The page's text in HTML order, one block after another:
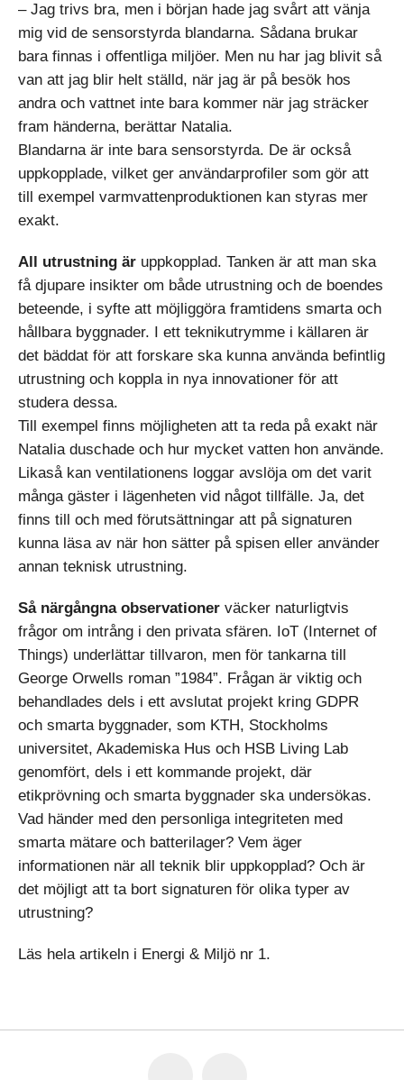
– Jag trivs bra, men i början hade jag svårt att vänja
mig vid de sensorstyrda blandarna. Sådana brukar
bara finnas i offentliga miljöer. Men nu har jag blivit så
van att jag blir helt ställd, när jag är på besök hos
andra och vattnet inte bara kommer när jag sträcker
fram händerna, berättar Natalia.
Blandarna är inte bara sensorstyrda. De är också
uppkopplade, vilket ger användarprofiler som gör att
till exempel varmvattenproduktionen kan styras mer
exakt.
All utrustning är uppkopplad. Tanken är att man ska
få djupare insikter om både utrustning och de boendes
beteende, i syfte att möjliggöra framtidens smarta och
hållbara byggnader. I ett teknikutrymme i källaren är
det bäddat för att forskare ska kunna använda befintlig
utrustning och koppla in nya innovationer för att
studera dessa.
Till exempel finns möjligheten att ta reda på exakt när
Natalia duschade och hur mycket vatten hon använde.
Likaså kan ventilationens loggar avslöja om det varit
många gäster i lägenheten vid något tillfälle. Ja, det
finns till och med förutsättningar att på signaturen
kunna läsa av när hon sätter på spisen eller använder
annan teknisk utrustning.
Så närgångna observationer väcker naturligtvis
frågor om intrång i den privata sfären. IoT (Internet of
Things) underlättar tillvaron, men för tankarna till
George Orwells roman ”1984”. Frågan är viktig och
behandlades dels i ett avslutat projekt kring GDPR
och smarta byggnader, som KTH, Stockholms
universitet, Akademiska Hus och HSB Living Lab
genomfört, dels i ett kommande projekt, där
etikprövning och smarta byggnader ska undersökas.
Vad händer med den personliga integriteten med
smarta mätare och batterilager? Vem äger
informationen när all teknik blir uppkopplad? Och är
det möjligt att ta bort signaturen för olika typer av
utrustning?
Läs hela artikeln i Energi & Miljö nr 1.